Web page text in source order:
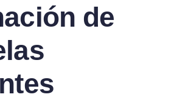
de